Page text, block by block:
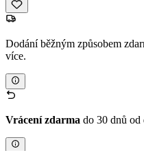
Dodání běžným způsobem
více.
Vrácení zdarma do 30 dnů od